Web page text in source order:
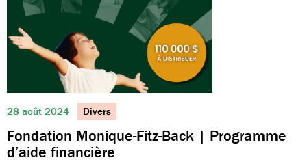
28 août 2024 Divers
Fondation Monique-Fitz-Back | Programme
d’aide financière